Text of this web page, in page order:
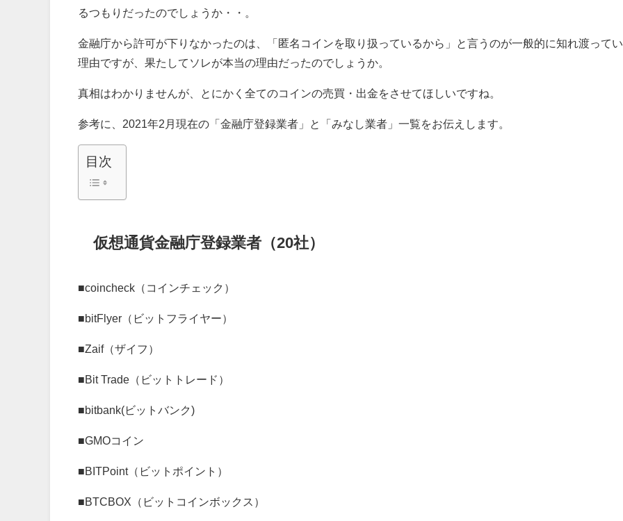
るつもりだったのでしょうか・・。
金融庁から許可が下りなかったのは、「匿名コインを取り扱っているから」と言うのが一般的に知れ渡って
理由ですが、果たしてソレが本当の理由だったのでしょうか。
真相はわかりませんが、とにかく全てのコインの売買・出金をさせてほしいですね。
参考に、2021年2月現在の「金融庁登録業者」と「みなし業者」一覧をお伝えします。
目次
仮想通貨金融庁登録業者（20社）
■coincheck（コインチェック）
■bitFlyer（ビットフライヤー）
■Zaif（ザイフ）
■Bit Trade（ビットトレード）
■bitbank(ビットバンク)
■GMOコイン
■BITPoint（ビットポイント）
■BTCBOX（ビットコインボックス）